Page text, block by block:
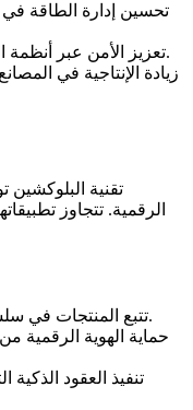
تحسين إدارة الطاقة
تعزيز الأمن عبر أنظمة المراقبة الذكية والكاميرات المتصلة.
زيادة الإنتاجية في
تقنية البلوكشين
الرقمية. تتجاوز
تتبع المنتجات في سلسلة التوريد لضمان الجودة والأصالة.
حماية الهوية الرقمية
تنفيذ العقود الذكية